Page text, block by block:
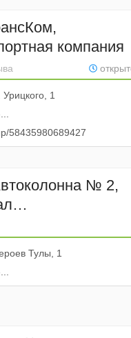
компания
1
58435980689427
№ 2,
Тулы, 1